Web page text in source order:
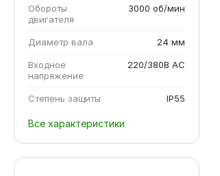
Обороты
двигателя
3000 об/мин
Диаметр вала 24 мм
Входное
напряжение
220/380В AC
Степень защиты IP55
Все характеристики